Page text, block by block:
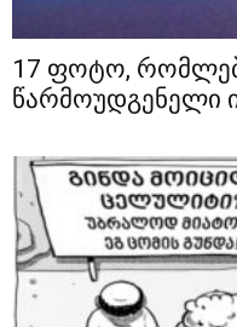
17 ფოტო,
წარმოუდგენელი